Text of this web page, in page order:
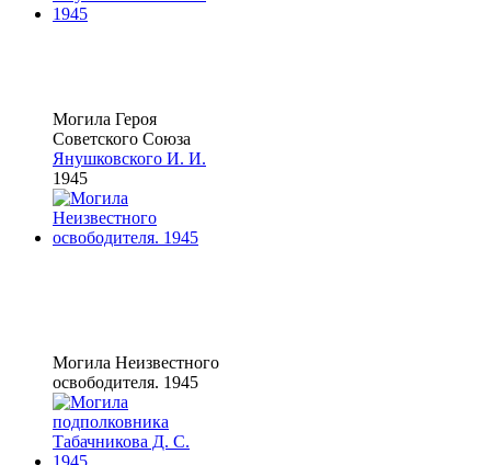
Могила Героя
Советского Союза
Янушковского И. И.
1945
Могила Неизвестного
освободителя. 1945